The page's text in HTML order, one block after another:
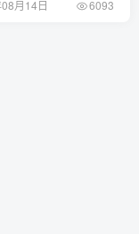
月14日 6093